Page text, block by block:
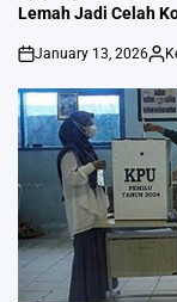
Lemah Jadi Celah
on
January 13, 2026
by